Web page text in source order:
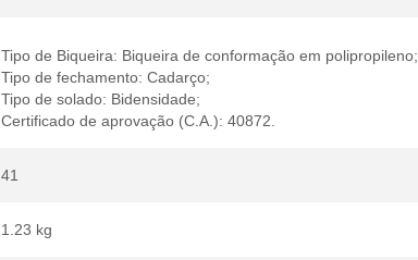
Tipo de Biqueira: Biqueira de conformação em polipropileno;
Tipo de fechamento: Cadarço;
Tipo de solado: Bidensidade;
Certificado de aprovação (C.A.): 40872.
41
1.23 kg